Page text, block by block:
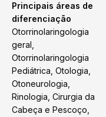
Principais áreas de
diferenciação
Otorrinolaringologia
geral,
Otorrinolaringologia
Pediátrica, Otologia,
Otoneurologia,
Rinologia, Cirurgia da
Cabeça e Pescoço,